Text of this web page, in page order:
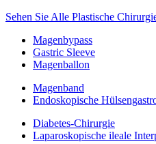
Sehen Sie Alle Plastische
Magenbypass
Gastric Sleeve
Magenballon
Magenband
Endoskopische
Diabetes-Chirurgie
Laparoskopische ileale